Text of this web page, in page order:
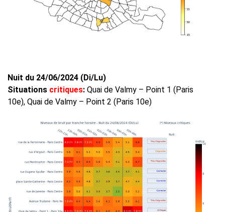
Nuit du 24/06/2024 (Di/Lu)
Situations critiques: Quai de Valmy – Point 1 (Paris
10e), Quai de Valmy – Point 2 (Paris 10e)